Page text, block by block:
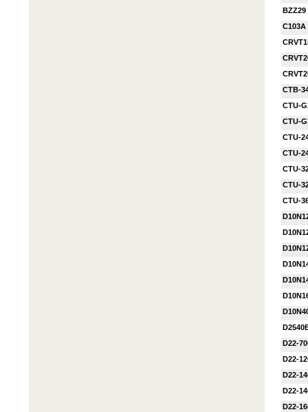
BZZ29
C103A
CTB-
CTU-
CTU-
CTU-
CTU-
CTU-
CTU-
CTU-
D22-
D22-
D22-
D22-
D22-